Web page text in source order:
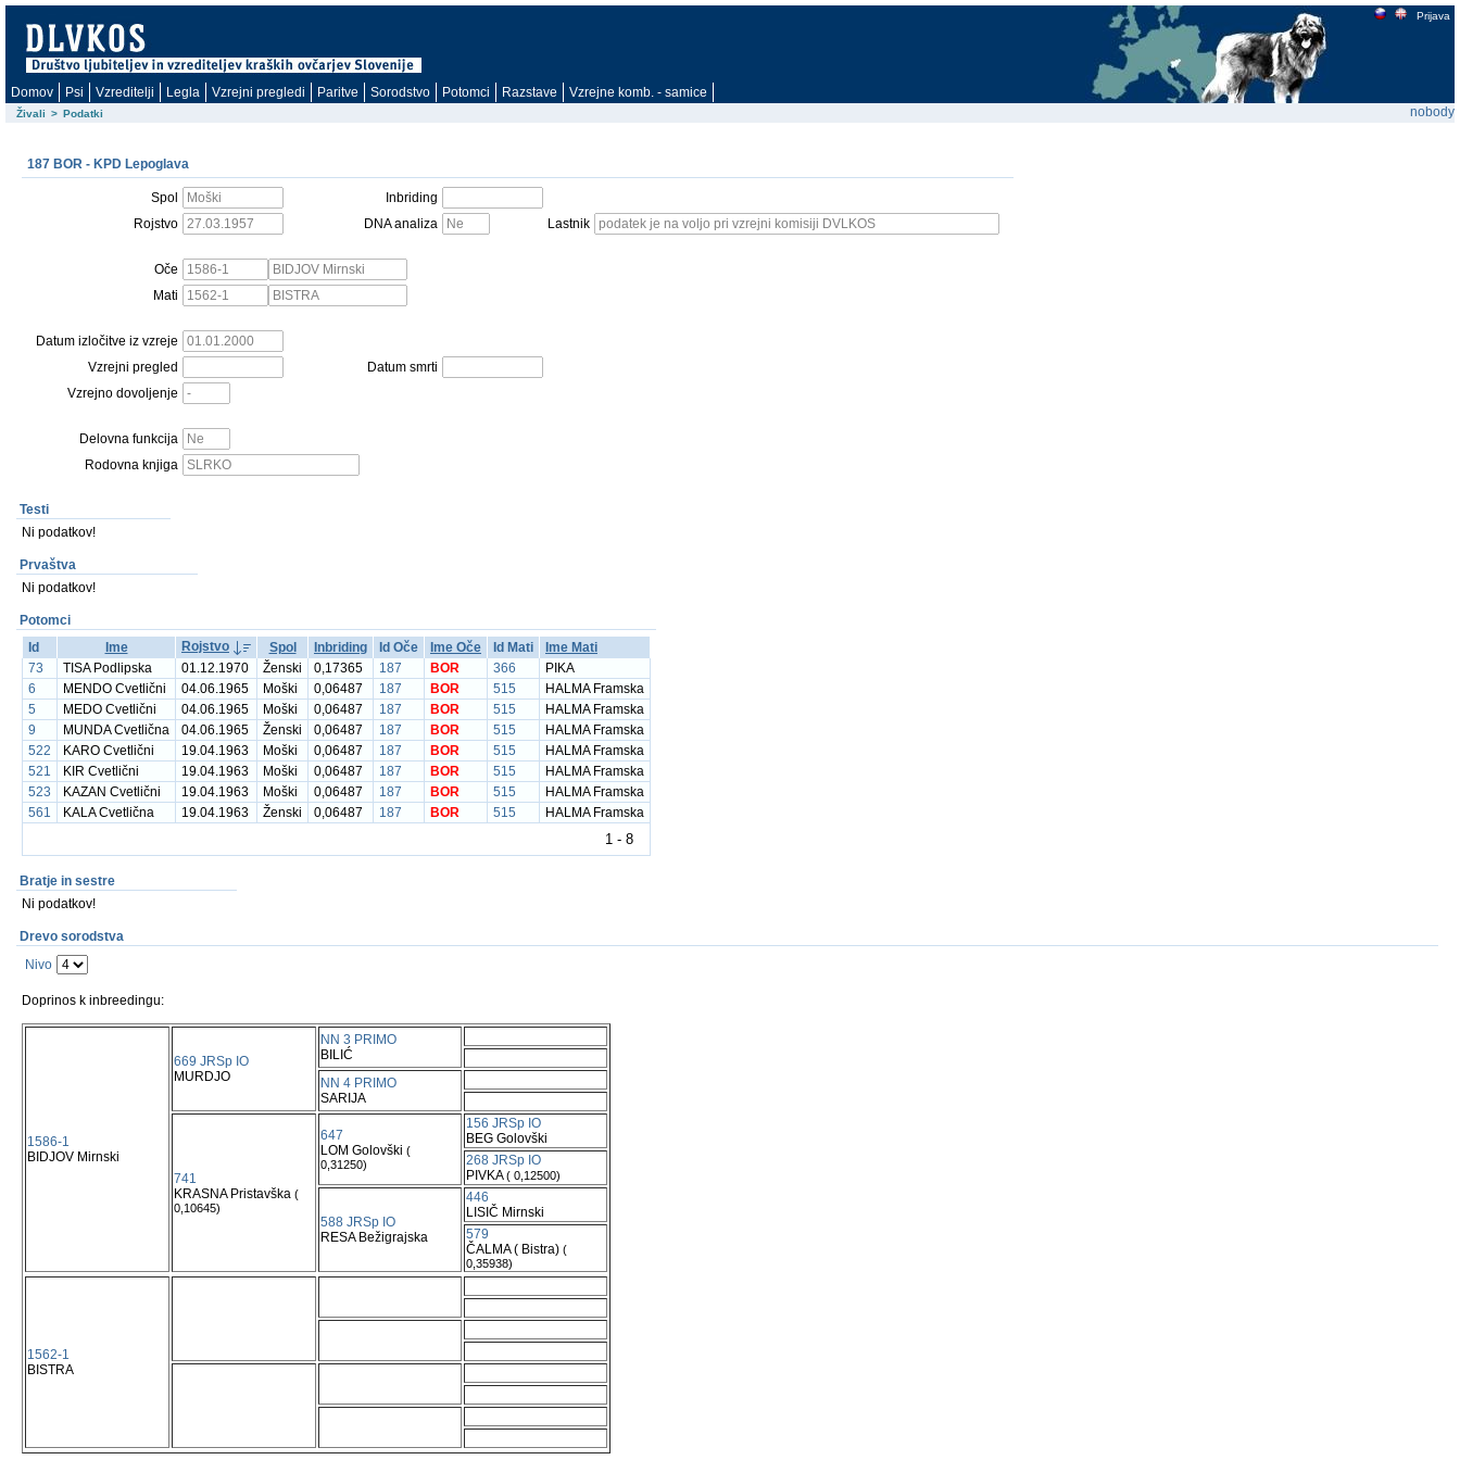
Prijava
Domov Psi Vzreditelji Legla Vzrejni pregledi Paritve Sorodstvo Potomci Razstave Vzrejne komb. - samice
Živali > Podatki nobody
187 BOR - KPD Lepoglava
Spol
Inbriding
Rojstvo
DNA analiza Lastnik
Oče
Mati
Datum izločitve iz vzreje
Vzrejni pregled
Datum smrti
Vzrejno dovoljenje
Delovna funkcija
Rodovna knjiga
Testi
Ni podatkov!
Prvaštva
Ni podatkov!
Potomci
Id
Ime Rojstvo Spol Inbriding Id Oče Ime Oče Id Mati
Ime Mati
73
TISA Podlipska 01.12.1970 Ženski 0,17365 187 BOR 366
PIKA
6
MENDO Cvetlični 04.06.1965 Moški 0,06487 187 BOR 515
HALMA Framska
5
MEDO Cvetlični 04.06.1965 Moški 0,06487 187 BOR 515
HALMA Framska
9
MUNDA Cvetlična 04.06.1965 Ženski 0,06487 187 BOR 515
HALMA Framska
522
KARO Cvetlični 19.04.1963 Moški 0,06487 187 BOR 515
HALMA Framska
521
KIR Cvetlični 19.04.1963 Moški 0,06487 187 BOR 515
HALMA Framska
523
KAZAN Cvetlični 19.04.1963 Moški 0,06487 187 BOR 515
HALMA Framska
561
KALA Cvetlična 19.04.1963 Ženski 0,06487 187 BOR 515 HALMA Framska
1 - 8
Bratje in sestre
Ni podatkov!
Drevo sorodstva
Nivo
Doprinos k inbreedingu:
1586-1
BIDJOV Mirnski
669 JRSp IO
MURDJO
NN 3 PRIMO
BILIĆ
NN 4 PRIMO
SARIJA
741
KRASNA Pristavška (
0,10645)
647
LOM Golovški (
0,31250)
156 JRSp IO
BEG Golovški
268 JRSp IO
PIVKA( 0,12500)
588 JRSp IO
RESA Bežigrajska
446
LISIČ Mirnski
579
ČALMA ( Bistra) (
0,35938)
1562-1
BISTRA